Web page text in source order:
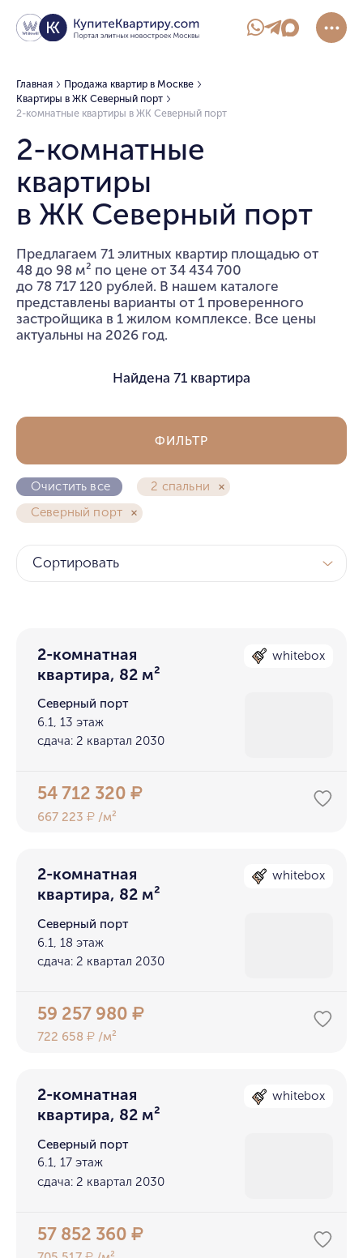
Главная
Продажа квартир в Москве
Квартиры в ЖК Северный порт
2-комнатные квартиры в ЖК Северный порт
2-комнатные
квартиры
в ЖК Северный порт
Предлагаем 71 элитных квартир площадью от
48 до 98 м² по цене от 34 434 700
до 78 717 120 рублей. В нашем каталоге
представлены варианты от 1 проверенного
застройщика в 1 жилом комплексе. Все цены
актуальны на 2026 год.
Найдена 71 квартира
Очистить все
2 спальни
Северный порт
ФИЛЬТР
Сортировать
2-комнатная
квартира, 82 м²
whitebox
Северный порт
6.1, 13 этаж
сдача: 2 квартал 2030
54 712 320₽
667 223₽ /м²
2-комнатная
квартира, 82 м²
whitebox
Северный порт
6.1, 18 этаж
сдача: 2 квартал 2030
59 257 980₽
722 658₽ /м²
2-комнатная
квартира, 82 м²
whitebox
Северный порт
6.1, 17 этаж
сдача: 2 квартал 2030
57 852 360₽